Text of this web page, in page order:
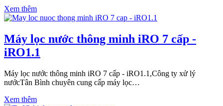
Xem thêm
Máy lọc nước thông minh iRO 7 cấp -
iRO1.1
Máy lọc nước thông minh iRO 7 cấp - iRO1.1,Công ty xử lý
nướcTân Bình chuyên cung cấp máy lọc…
Xem thêm